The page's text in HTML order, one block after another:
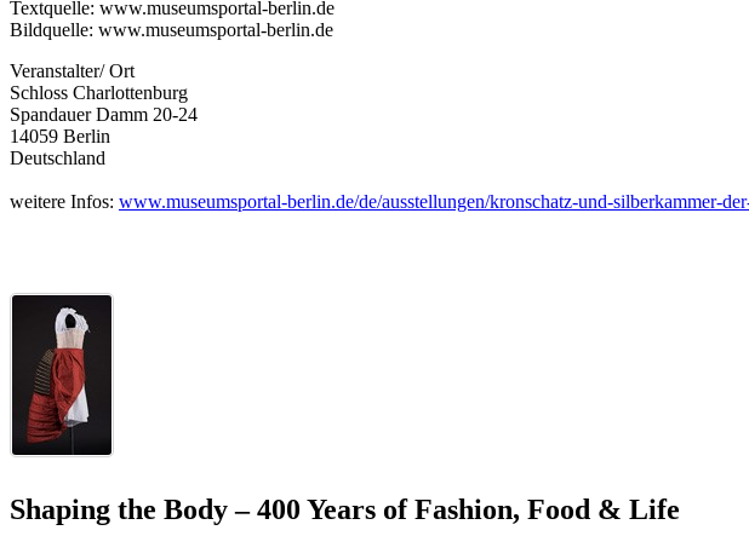
Textquelle: www.museumsportal-berlin.de
Bildquelle: www.museumsportal-berlin.de
Veranstalter/ Ort
Schloss Charlottenburg
Spandauer Damm 20-24
14059 Berlin
Deutschland
weitere Infos: www.museumsportal-berlin.de/de/ausstellungen/kronschatz-und-silberkammer-
Shaping the Body – 400 Years of Fashion, Food & Life